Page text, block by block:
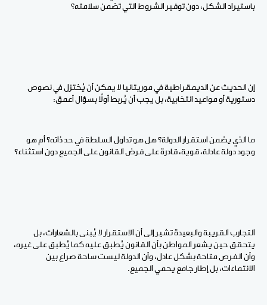
باستيراد الشكل، دون توفير الشروط التي تضمن سلامته؟
إن الحديث عن الديمقراطية في موريتانيا لا يمكن أن يُختزل في نصوص
دستورية أو مواعيد انتخابية، بل يجب أن يُربط أولًا بسؤال أعمق:
ما الذي يضمن استقرار الدولة؟ هل هو تداول السلطة في حد ذاته؟ أم هو
وجود دولة عادلة، قوية، قادرة على فرض القانون على الجميع دون استثناء؟
التجارب القريبة والبعيدة تشير إلى أن الاستقرار لا يُبنى بالشعارات، بل
يتحقق حين يشعر المواطن بأن القانون يُطبق عليه كما يُطبق على غيره،
وأن الفرص متاحة بشكل عادل، وأن الدولة ليست ساحة صراع بين
الانتماءات، بل إطار جامع يحمي الجميع.